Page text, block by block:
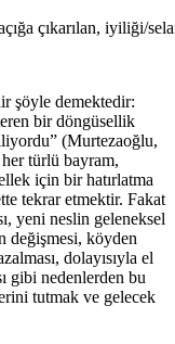
çıkarılan, iyiliği/
şöyle demektedir:
bir döngüsellik
(Murtezaoğlu,
türlü bayram,
için bir hatırlatma
tekrar etmektir. Fakat
yeni neslin geleneksel
değişmesi, köyden
dolayısıyla el
gibi nedenlerden bu
tutmak ve gelecek